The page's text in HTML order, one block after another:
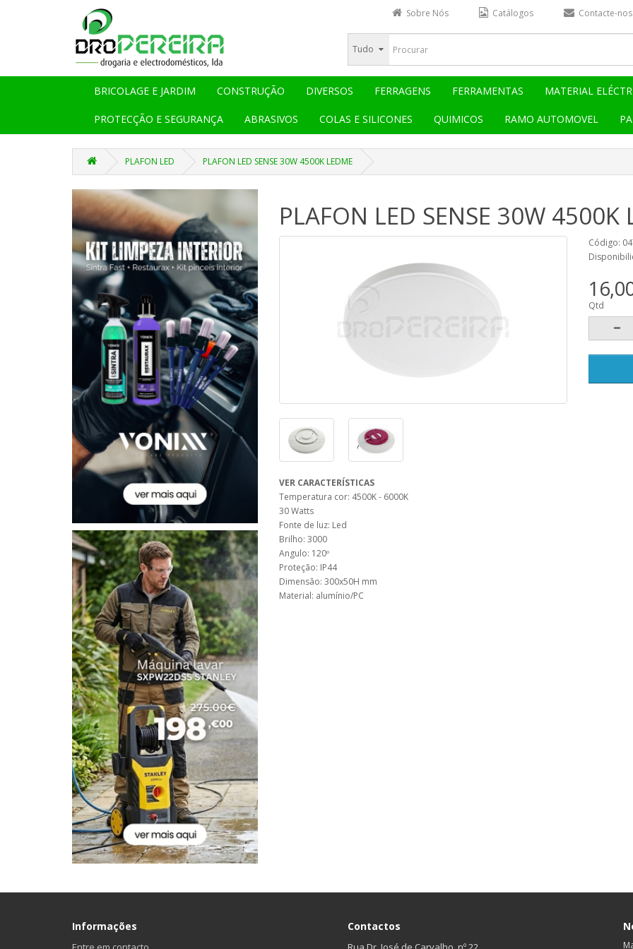
Sobre Nós Catálogos Contacte-nos
Tudo
BRICOLAGE E JARDIM CONSTRUÇÃO DIVERSOS FERRAGENS FERRAMENTAS MATERIAL
PROTECÇÃO E SEGURANÇA ABRASIVOS COLAS E SILICONES QUIMICOS RAMO AUTOMOVEL
PLAFON LED PLAFON LED SENSE 30W 4500K LEDME
PLAFON LED SENSE 30W 4500K
VER CARACTERÍSTICAS
Temperatura cor: 4500K - 6000K
30 Watts
Fonte de luz: Led
Brilho: 3000
Angulo: 120º
Proteção: IP44
Dimensão: 300x50H mm
Material: alumínio/PC
Código:
Qtd
Informações Contactos